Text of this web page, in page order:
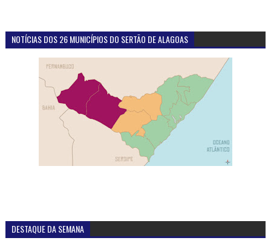
NOTÍCIAS DOS 26 MUNICÍPIOS DO SERTÃO DE ALAGOAS
DESTAQUE DA SEMANA